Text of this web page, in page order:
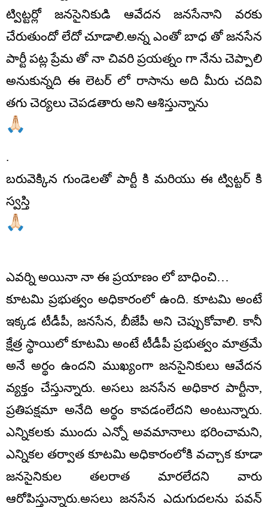
ట్విట్టర్లో జనసైనికుడి ఆవేదన జనసేనాని వరకు
చేరుతుందో లేదో చూడాలి.అన్న ఎంతో బాధ తో జనసేన
పార్టీ పట్ల ప్రేమ తో నా చివరి ప్రయత్నం గా నేను చెప్పాలి
అనుకున్నది ఈ లెటర్ లో రాసాను అది మీరు చదివి
తగు చెర్యలు చెపడతారు అని ఆశిస్తున్నాను
.
బరువెక్కిన గుండెలతో పార్టీ కి మరియు ఈ ట్విట్టర్ కి
స్వస్తి
ఎవర్ని అయినా నా ఈ ప్రయాణం లో బాధించి…
కూటమి ప్రభుత్వం అధికారంలో ఉంది. కూటమి అంటే
ఇక్కడ టీడీపీ, జనసేన, బీజేపీ అని చెప్పుకోవాలి. కానీ
క్షేత్ర స్థాయిలో కూటమి అంటే టీడీపీ ప్రభుత్వం మాత్రమే
అనే అర్థం ఉందని ముఖ్యంగా జనసైనికులు ఆవేదన
వ్యక్తం చేస్తున్నారు. అసలు జనసేన అధికార పార్టీనా,
ప్రతిపక్షమా అనేది అర్థం కావడంలేదని అంటున్నారు.
ఎన్నికలకు ముందు ఎన్నో అవమానాలు భరించామని,
ఎన్నికల తర్వాత కూటమి అధికారంలోకి వచ్చాక కూడా
జనసైనికుల తలరాత మారలేదని వారు
ఆరోపిస్తున్నారు.అసలు జనసేన ఎదుగుదలను పవన్